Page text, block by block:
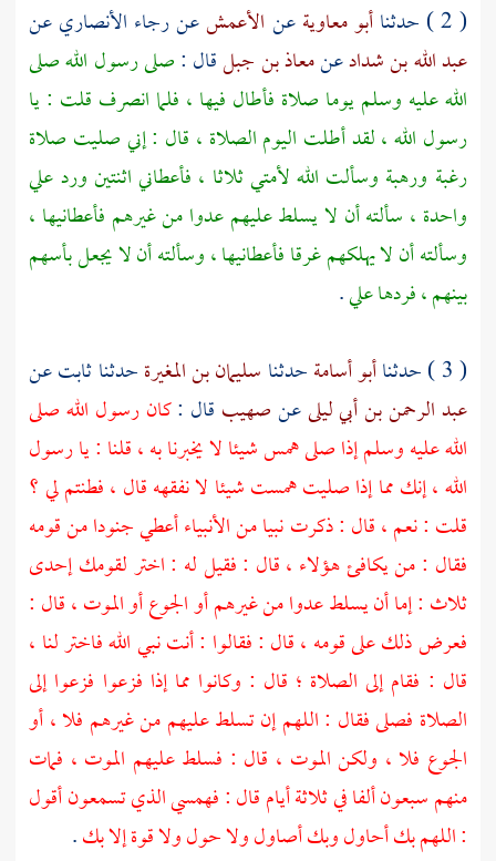
( 2 ) حدثنا
أبو معاويةعن الأعمشعنرجاء الأنصاريعن
عبد الله بن شدادعنمعاذ بن جبلقال :صلى رسول الله صلى
الله عليه وسلم يوما صلاة فأطال فيها ، فلما انصرف قلت : يا
رسول الله ، لقد أطلت اليوم الصلاة ، قال : إني صليت صلاة
رغبة ورهبة وسألت الله لأمتي ثلاثا ، فأعطاني اثنتين ورد علي
واحدة ، سألته أن لا يسلط عليهم عدوا من غيرهم فأعطانيها ،
وسألته أن لا يهلكهم غرقا فأعطانيها ، وسألته أن لا يجعل بأسهم
بينهم ، فردها علي.
( 3 ) حدثنا
أبو أسامةحدثنا سليمان بن المغيرةحدثناثابتعن
عبد الرحمن بن أبي ليلىعنصهيب قال :كان رسول الله صلى
الله عليه وسلم إذا صلى همس شيئا لا يخبرنا به ، قلنا : يا رسول
الله ، إنك مما إذا صليت همست شيئا لا نفقهه قال ، فطنتم لي ؟
قلت : نعم ، قال : ذكرت نبيا من الأنبياء أعطي جنودا من قومه
فقال : من يكافئ هؤلاء ، قال : فقيل له : اختر لقومك إحدى
ثلاث : إما أن يسلط عدوا من غيرهم أو الجوع أو الموت ، قال :
فعرض ذلك على قومه ، قال : فقالوا : أنت نبي الله فاختر لنا ،
قال : فقام إلى الصلاة ؛ قال : وكانوا مما إذا فزعوا فزعوا إلى
الصلاة فصلى فقال : اللهم إن تسلط عليهم من غيرهم فلا ، أو
الجوع فلا ، ولكن الموت ، قال : فسلط عليهم الموت ، فمات
منهم سبعون ألفا في ثلاثة أيام قال : فهمسي الذي تسمعون أقول
: اللهم بك أحاول وبك أصاول ولا حول ولا قوة إلا بك.